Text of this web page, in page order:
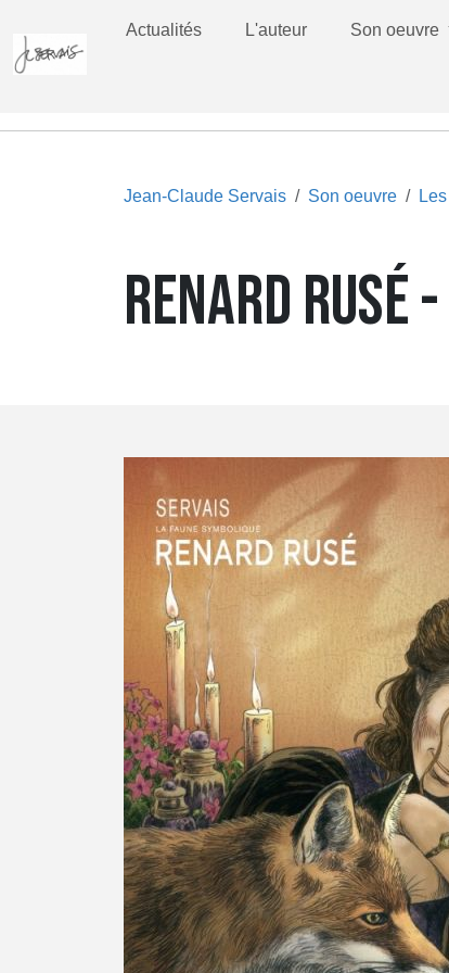
Actualités L'auteur Son oeuvre
Jean-Claude Servais Son oeuvre
RENARD RUSÉ